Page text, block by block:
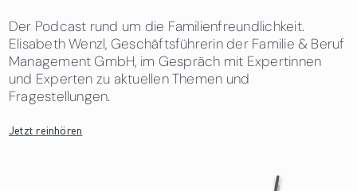
Der Podcast rund um die Familienfreundlichkeit.
Elisabeth Wenzl, Geschäftsführerin der Familie & Beruf
Management GmbH, im Gespräch mit Expertinnen
und Experten zu aktuellen Themen und
Fragestellungen.
Jetzt reinhören